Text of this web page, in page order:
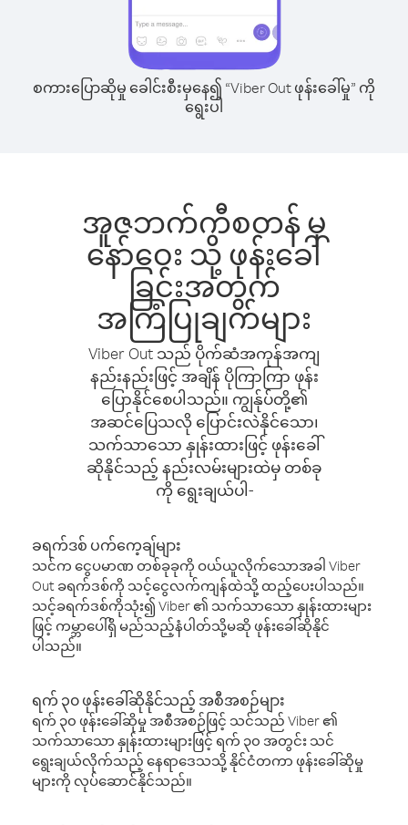
စကားပြောဆိုမှု ခေါင်းစီးမှနေ၍ “Viber Out ဖုန်းခေါ်မှု” ကို
ရွေးပါ
အူဇဘက်ကီစတန် မှ
နော်ဝေး သို့ ဖုန်းခေါ်
ခြင်းအတွက်
အကြံပြုချက်များ
Viber Out သည် ပိုက်ဆံအကုန်အကျ
နည်းနည်းဖြင့် အချိန် ပိုကြာကြာ ဖုန်း
ပြောနိုင်စေပါသည်။ ကျွန်ုပ်တို့၏
အဆင်ပြေသလို ပြောင်းလဲနိုင်သော၊
သက်သာသော နှုန်းထားဖြင့် ဖုန်းခေါ်
ဆိုနိုင်သည့် နည်းလမ်းများထဲမှ တစ်ခု
ကို ရွေးချယ်ပါ-
ခရက်ဒစ် ပက်ကေ့ချ်များ
သင်က ငွေပမာဏ တစ်ခုခုကို ဝယ်ယူလိုက်သောအခါ Viber
Out ခရက်ဒစ်ကို သင့်ငွေလက်ကျန်ထဲသို့ ထည့်ပေးပါသည်။
သင့်ခရက်ဒစ်ကိုသုံး၍ Viber ၏ သက်သာသော နှုန်းထားများ
ဖြင့် ကမ္ဘာပေါ်ရှိ မည်သည့်နံပါတ်သို့မဆို ဖုန်းခေါ်ဆိုနိုင်
ပါသည်။
ရက် ၃၀ ဖုန်းခေါ်ဆိုနိုင်သည့် အစီအစဉ်များ
ရက် ၃၀ ဖုန်းခေါ်ဆိုမှု အစီအစဉ်ဖြင့် သင်သည် Viber ၏
သက်သာသော နှုန်းထားများဖြင့် ရက် ၃၀ အတွင်း သင်
ရွေးချယ်လိုက်သည့် နေရာဒေသသို့ နိုင်ငံတကာ ဖုန်းခေါ်ဆိုမှု
များကို လုပ်ဆောင်နိုင်သည်။